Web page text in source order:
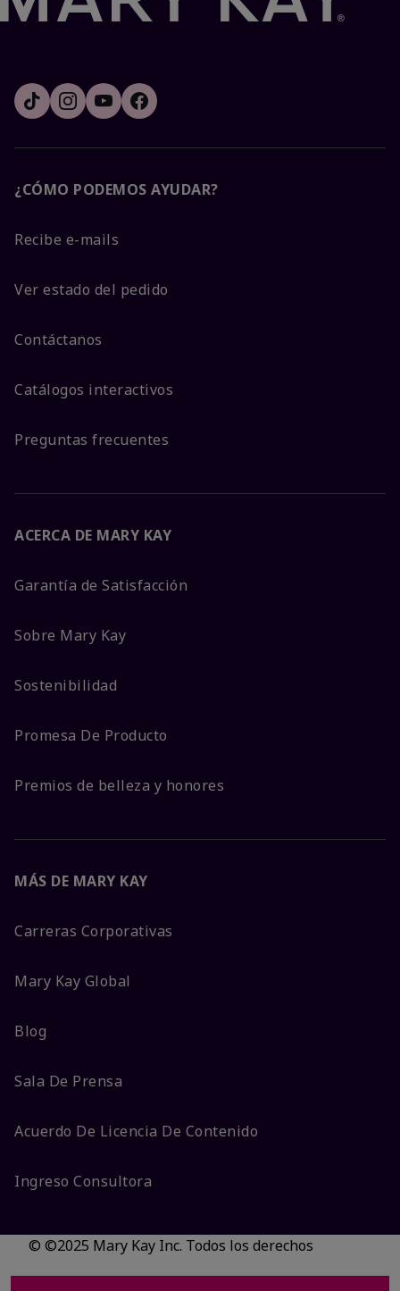
¿CÓMO PODEMOS AYUDAR?
Recibe e-mails
Ver estado del pedido
Contáctanos
Catálogos interactivos
Preguntas frecuentes
ACERCA DE MARY KAY
Garantía de Satisfacción
Sobre Mary Kay
Sostenibilidad
Promesa De Producto
Premios de belleza y honores
MÁS DE MARY KAY
Carreras Corporativas
Mary Kay Global
Blog
Sala De Prensa
Acuerdo De Licencia De Contenido
Ingreso Consultora
© ©2025 Mary Kay Inc. Todos los derechos